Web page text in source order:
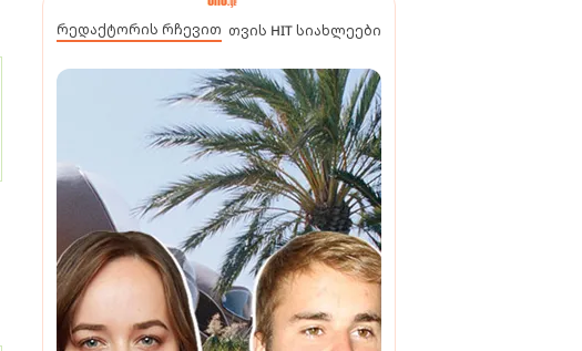
რედაქტორის რჩევით თვის HIT სიახლეები